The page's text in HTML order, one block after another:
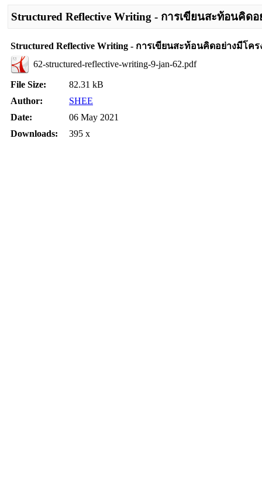
Structured Reflective Writing - การเขียนสะท้อนคิดอ
Structured Reflective Writing - การเขียนสะท้อนคิดอย่างมีโคร
62-structured-reflective-writing-9-jan-62.pdf
File Size:
82.31 kB
Author:
SHEE
Date:
06 May 2021
Downloads:
395 x